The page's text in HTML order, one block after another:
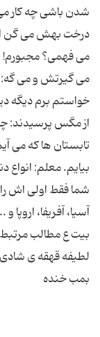
شدن باشی چه کار
درخت بهش می گن
می فهمی؟ مجبورم!
می گیرتش و می گه:
خواستم برم دیگه
از مگس پرسیدند:
تابستان ها که می
بیایم. معلم: انواع
شما فقط اولی اش را
آسیا، آفریفا،
بیت ع مطالب
لطیفه قهقه ی شادی
بمب خنده